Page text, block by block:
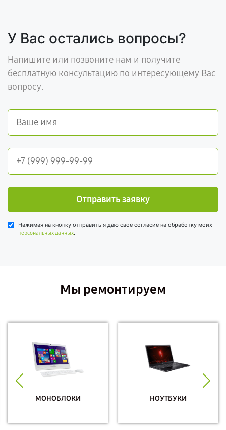
У Вас остались вопросы?
Напишите или позвоните нам и получите
бесплатную консультацию по интересующему Вас
вопросу.
Отправить заявку
Нажимая на кнопку отправить я даю свое согласие на обработку моих
персональных данных.
Мы ремонтируем
МОНОБЛОКИ НОУТБУКИ